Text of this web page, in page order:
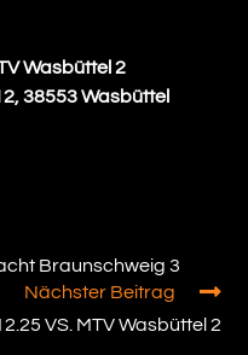
Wasbüttel 2
38553 Wasbüttel
Braunschweig 3
Nächster Beitrag
VS. MTV Wasbüttel 2